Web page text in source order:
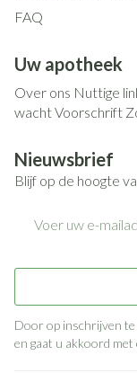
FAQ
Uw apotheek
Over ons Nuttige
wachtVoorschrift
Nieuwsbrief
Blijf op de hoogte
Door op inschrijven
en gaat u akkoord met